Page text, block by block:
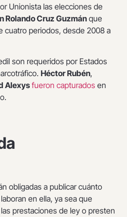
Unionista las elecciones de
Rolando Cruz Guzmán que
cuatro periodos, desde 2008 a
son requeridos por Estados
Héctor Rubén,
Alexysfueron capturados en
obligadas a publicar cuánto
en ella, ya sea que
prestaciones de ley o presten